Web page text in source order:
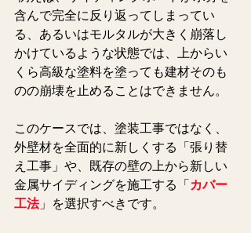
含んで完全に反り返ってしまってい
る、あるいはモルタルが大きく崩落し
かけているような状態では、上からい
くら高級な塗料を塗っても建材そのも
のの崩壊を止めることはできません。
このケースでは、塗装工事ではなく、
外壁材を全面的に新しくする「張り替
え工事」や、既存の壁の上から新しい
金属サイディングを施工する「カバー
工法」を選択すべきです。